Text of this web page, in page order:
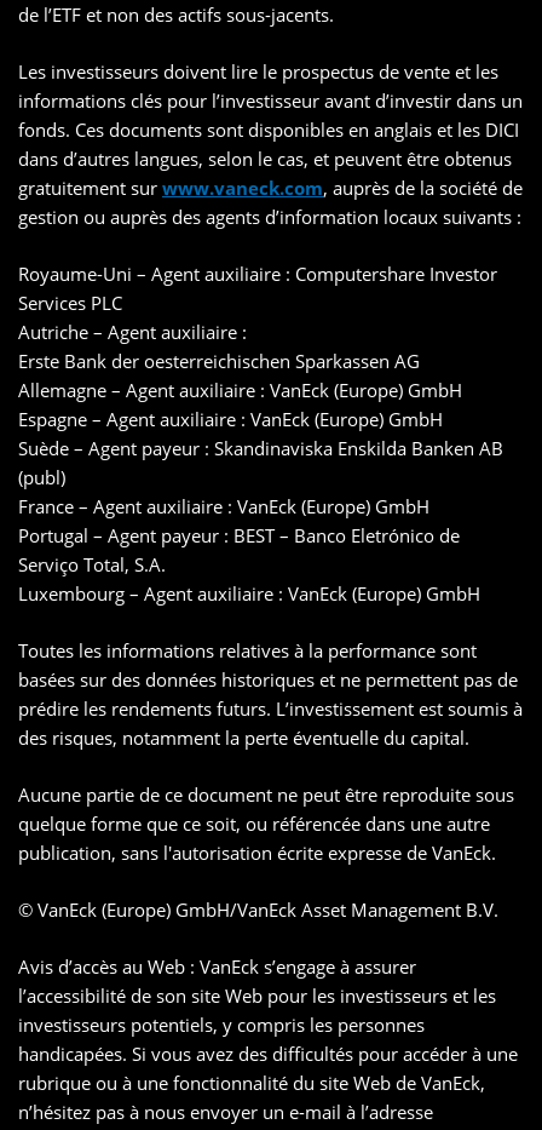
de l’ETF et non des actifs sous-jacents.
Les investisseurs doivent lire le prospectus de vente et les
informations clés pour l’investisseur avant d’investir dans un
fonds. Ces documents sont disponibles en anglais et les DICI
dans d’autres langues, selon le cas, et peuvent être obtenus
gratuitement sur www.vaneck.com, auprès de la société de
gestion ou auprès des agents d’information locaux suivants :
Royaume-Uni – Agent auxiliaire : Computershare Investor
Services PLC
Autriche – Agent auxiliaire :
Erste Bank der oesterreichischen Sparkassen AG
Allemagne – Agent auxiliaire : VanEck (Europe) GmbH
Espagne – Agent auxiliaire : VanEck (Europe) GmbH
Suède – Agent payeur : Skandinaviska Enskilda Banken AB
(publ)
France – Agent auxiliaire : VanEck (Europe) GmbH
Portugal – Agent payeur : BEST – Banco Eletrónico de
Serviço Total, S.A.
Luxembourg – Agent auxiliaire : VanEck (Europe) GmbH
Toutes les informations relatives à la performance sont
basées sur des données historiques et ne permettent pas de
prédire les rendements futurs. L’investissement est soumis à
des risques, notamment la perte éventuelle du capital.
Aucune partie de ce document ne peut être reproduite sous
quelque forme que ce soit, ou référencée dans une autre
publication, sans l'autorisation écrite expresse de VanEck.
© VanEck (Europe) GmbH/VanEck Asset Management B.V.
Avis d’accès au Web : VanEck s’engage à assurer
l’accessibilité de son site Web pour les investisseurs et les
investisseurs potentiels, y compris les personnes
handicapées. Si vous avez des difficultés pour accéder à une
rubrique ou à une fonctionnalité du site Web de VanEck,
n’hésitez pas à nous envoyer un e-mail à l’adresse